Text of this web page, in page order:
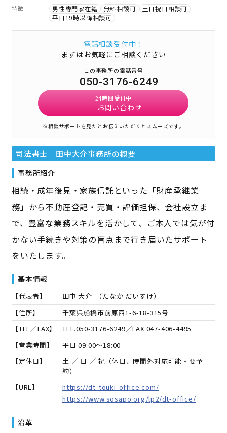
特徴 男性専門家在籍 無料相談可
土日祝日相談可
平日19時以降相談可
電話相談受付中！
まずはお気軽にご相談ください
この事務所の電話番号
050-3176-6249
24時間受付中
お問い合わせ
※相談サポートを見たとお伝えいただくとスムーズです。
司法書士 田中大介事務所の概要
事務所紹介
相続・成年後見・家族信託といった「財産承継業
務」から不動産登記・売買・評価担保、会社設立ま
で、豊富な業務スキルを活かして、ご本人では気が付
かない手続きや対策の盲点まで行き届いたサポート
をいたします。
基本情報
【代表者】 田中 大介 （たなか だいすけ）
【住所】
千葉県船橋市前原西1-6-18-315号
【TEL／FAX】
TEL.050-3176-6249／FAX.047-406-4495
【営業時間】
平日 09:00～18:00
【定休日】
土 ／ 日 ／ 祝（休日、時間外対応可能・要予
約）
【URL】
https://dt-touki-office.com/
https://www.sosapo.org/lp2/dt-office/
沿革